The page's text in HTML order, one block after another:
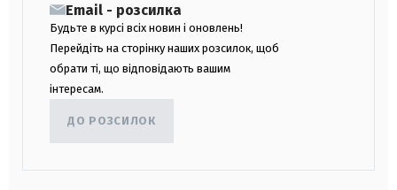
Email - розсилка
Будьте в курсі всіх новин і оновлень!
Перейдіть на сторінку наших розсилок, щоб
обрати ті, що відповідають вашим
інтересам.
ДО РОЗСИЛОК